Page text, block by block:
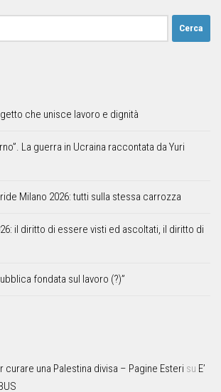
che unisce lavoro e dignità
La guerra in Ucraina raccontata da Yuri
Milano 2026: tutti sulla stessa carrozza
il diritto di essere visti ed ascoltati, il diritto di
fondata sul lavoro (?)”
curare una Palestina divisa – Pagine Esteri su E’